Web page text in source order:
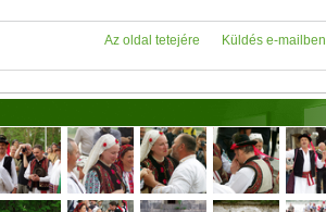
Küldés e-mailben
Az oldal tetejére